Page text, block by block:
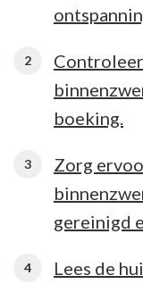
boeking.
Zorg
gereinigd
Lees de